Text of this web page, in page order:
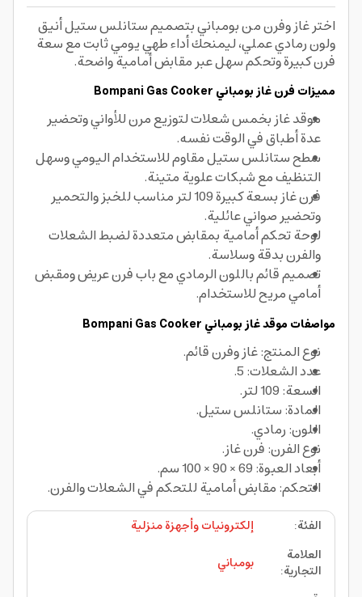
اختر غاز وفرن من بومباني بتصميم ستانلس ستيل أنيق
ولون رمادي عملي، ليمنحك أداء طهي يومي ثابت مع سعة
فرن كبيرة وتحكم سهل عبر مقابض أمامية واضحة.
مميزات فرن غاز بومباني Bompani Gas Cooker
موقد غاز بخمس شعلات لتوزيع مرن للأواني وتحضير
عدة أطباق في الوقت نفسه.
سطح ستانلس ستيل مقاوم للاستخدام اليومي وسهل
التنظيف مع شبكات علوية متينة.
فرن غاز بسعة كبيرة 109 لتر مناسب للخبز والتحمير
وتحضير صواني عائلية.
لوحة تحكم أمامية بمقابض متعددة لضبط الشعلات
والفرن بدقة وسلاسة.
تصميم قائم باللون الرمادي مع باب فرن عريض ومقبض
أمامي مريح للاستخدام.
مواصفات موقد غاز بومباني Bompani Gas Cooker
نوع المنتج: غاز وفرن قائم.
عدد الشعلات: 5.
السعة: 109 لتر.
المادة: ستانلس ستيل.
اللون: رمادي.
نوع الفرن: فرن غاز.
أبعاد العبوة: 69 × 90 × 100 سم.
التحكم: مقابض أمامية للتحكم في الشعلات والفرن.
الفئة:
إلكترونيات وأجهزة منزلية
العلامة
التجارية:
بومباني